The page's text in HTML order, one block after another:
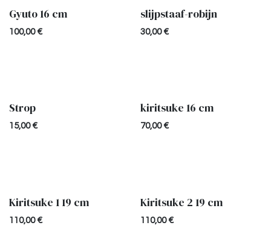
Uitverkocht
Gyuto 16 cm
100,00€
slijpstaaf-robijn
30,00€
Strop
15,00€
kiritsuke 16 cm
70,00€
Kiritsuke 1 19 cm
110,00€ Uitverkocht
Kiritsuke 2 19 cm
110,00€